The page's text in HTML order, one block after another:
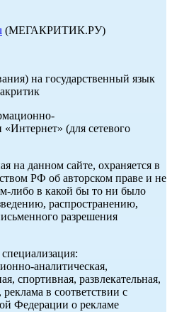
(МЕГАКРИТИК.РУ)
на государственный язык
(для сетевого
на данном сайте, охраняется в
РФ об авторском праве и не
либо в какой бы то ни было
распространению,
разрешения
аналитическая,
спортивная, развлекательная,
реклама в соответствии с
Федерации о рекламе